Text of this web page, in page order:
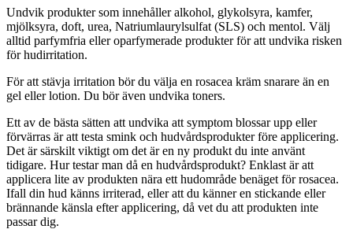
Undvik produkter som innehåller alkohol, glykolsyra, kamfer,
mjölksyra, doft, urea, Natriumlaurylsulfat (SLS) och mentol. Välj
alltid parfymfria eller oparfymerade produkter för att undvika risken
för hudirritation.
För att stävja irritation bör du välja en rosacea kräm snarare än en
gel eller lotion. Du bör även undvika toners.
Ett av de bästa sätten att undvika att symptom blossar upp eller
förvärras är att testa smink och hudvårdsprodukter före applicering.
Det är särskilt viktigt om det är en ny produkt du inte använt
tidigare. Hur testar man då en hudvårdsprodukt? Enklast är att
applicera lite av produkten nära ett hudområde benäget för rosacea.
Ifall din hud känns irriterad, eller att du känner en stickande eller
brännande känsla efter applicering, då vet du att produkten inte
passar dig.